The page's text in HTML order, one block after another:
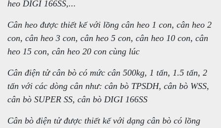
heo DIGI 166SS,...
Cân heo được thiết kế với lồng cân heo 1 con, cân heo 2
con, cân heo 3 con, cân heo 5 con, cân heo 10 con, cân
heo 15 con, cân heo 20 con cùng lúc
Cân điện tử cân bò có mức cân 500kg, 1 tấn, 1.5 tấn, 2
tấn với các dòng cân như: cân bò TPSDH, cân bò WSS,
cân bò SUPER SS, cân bò DIGI 166SS
Cân bò điện tử được thiết kế với dạng cân bò có lồng